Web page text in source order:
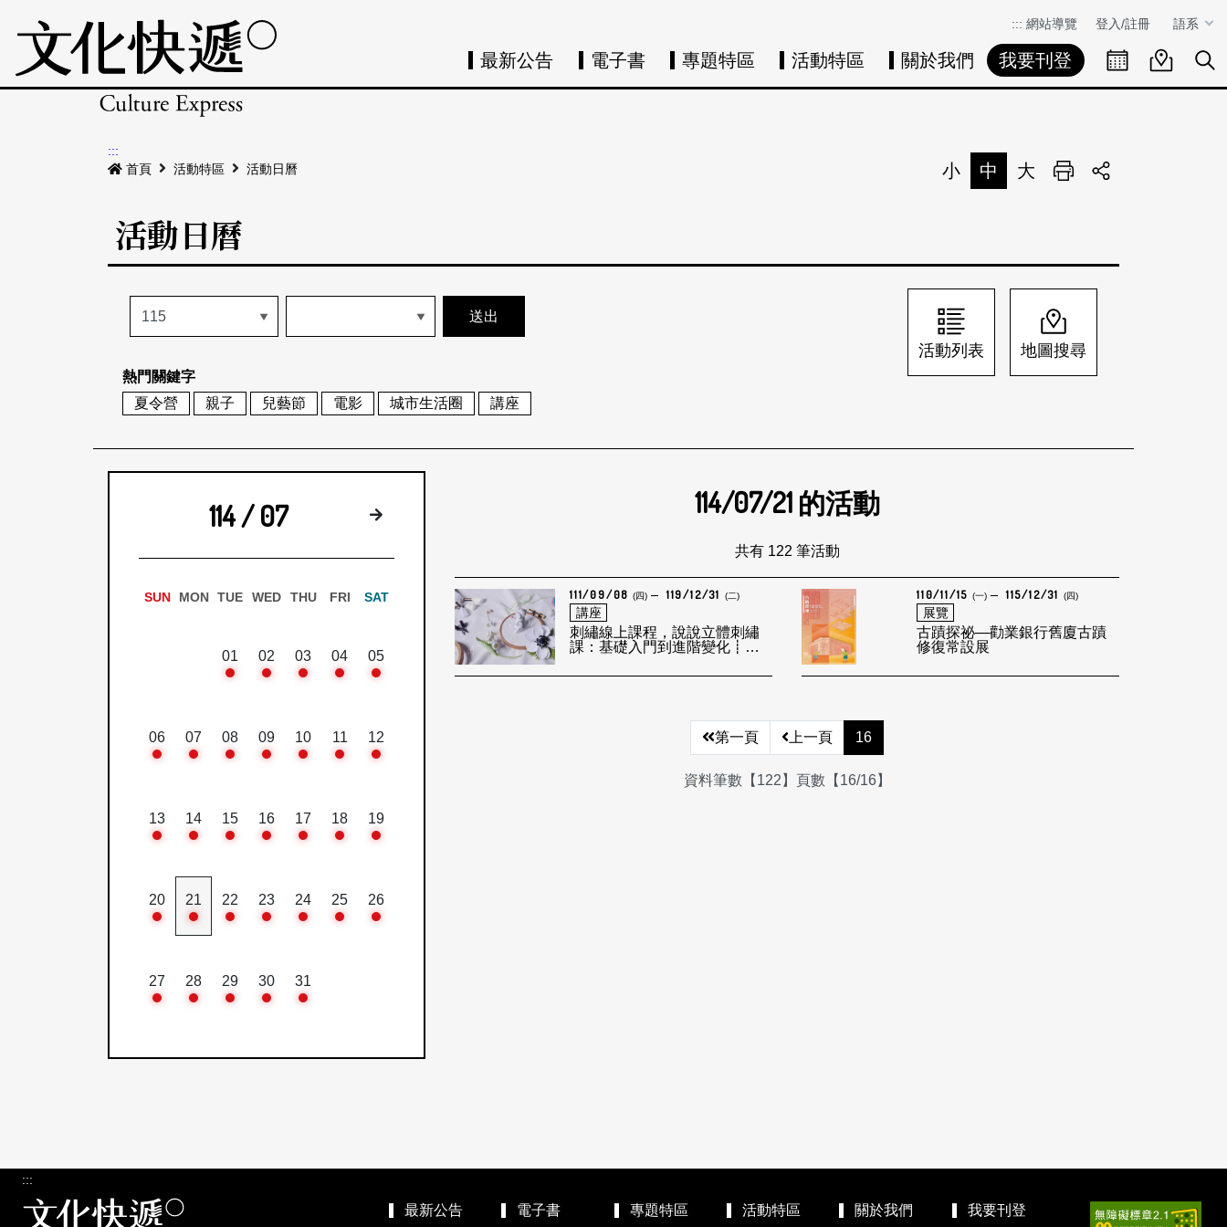
::: 網站導覽 登入/註冊 語系
最新公告 電子書 專題特區 活動特區 關於我們 我要刊登 活動日曆活動地圖展
:::
首頁
活動特區 活動日曆 小 中 大 列印
活動日曆
熱門關鍵字
夏令營
親子 兒藝節 電影 城市生活圈 講座
活動列表 地圖搜尋
114 / 07 下個月
SUN MON TUE WED THU FRI SAT
01 02 03 04 05
06 07 08 09 10 11 12
13 14 15 16 17 18 19
20 21 22 23 24 25 26
27 28 29 30 31
114/07/21 的活動
共有 122 筆活動
111/09/08 (四) 119/12/31 (二)
講座
刺繡線上課程，說說立體刺繡
課：基礎入門到進階變化┋在
110/11/15 (一) 115/12/31 (四)
展覽
古蹟探祕—勸業銀行舊廈古蹟
修復常設展
第一頁 上一頁 16
資料筆數【122】頁數【16/16】
:::
最新公告 電子書 專題特區 活動特區 關於我們 我要刊登